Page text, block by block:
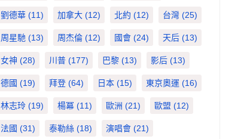
劉德華 (11) 加拿大 (12) 北約 (12) 台灣 (25)
周星馳 (13) 周杰倫 (12) 國會 (24) 天后 (13)
女神 (28) 川普 (177) 巴黎 (13) 影后 (13)
德國 (19) 拜登 (64) 日本 (15) 東京奧運 (16)
林志玲 (19) 楊冪 (11) 歐洲 (21) 歐盟 (12)
法國 (31) 泰勒絲 (18) 演唱會 (21)